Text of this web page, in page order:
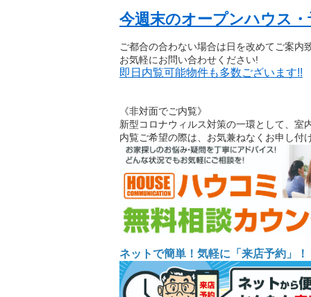
今週末のオープンハウス
ご都合の合わない場合は日を改めてご案内
お気軽にお問い合わせください!
即日内覧可能物件も多数ございます!!
《非対面でご内覧》
新型コロナウィルス対策の一環として、室
内覧ご希望の際は、お気兼ねなくお申し付
ネットで簡単！気軽に「来店予約」！